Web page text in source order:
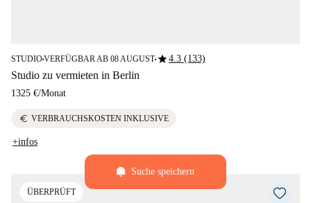
STUDIO■VERFÜGBAR AB 08 AUGUST■star4.3 (133)
Studio zu vermieten in Berlin
1325 €/Monat
euro VERBRAUCHSKOSTEN INKLUSIVE
+infos
ÜBERPRÜFT
Suche speichern